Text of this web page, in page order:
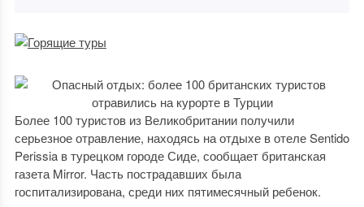
Более 100 туристов из Великобритании получили
серьезное отравление, находясь на отдыхе в отеле Sentido
Perissia в турецком городе Сиде, сообщает британская
газета Mirror. Часть пострадавших была
госпитализирована, среди них пятимесячный ребенок.